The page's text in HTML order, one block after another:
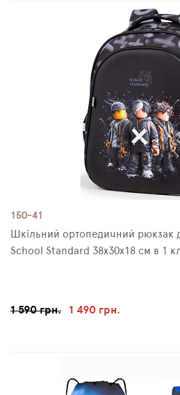
150-41
Шкільний ортопедичний рюкзак
School Standard 38х30х18 см в 1
1 590 грн. 1 490 грн.